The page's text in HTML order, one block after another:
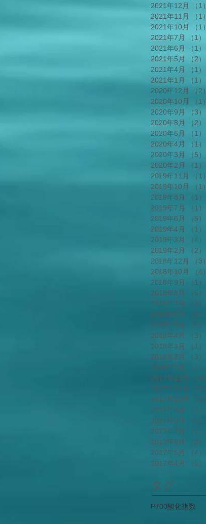
2021年12月
（1）
2021年11月
（1）
2021年10月
（1）
2021年7月
（1）
2021年6月
（1）
2021年5月
（2）
2021年4月
（1）
2021年1月
（1）
2020年12月
（2）
2020年10月
（1）
2020年9月
（3）
2020年8月
（2）
2020年6月
（1）
2020年4月
（1）
2020年3月
（5）
2020年2月
（1）
2019年11月
（1）
2019年10月
（1）
2019年8月
（1）
2019年7月
（1）
2019年6月
（5）
2019年4月
（1）
2019年3月
（4）
2019年2月
（2）
2018年12月
（3）
2018年10月
（4）
2018年9月
（1）
2018年8月
（5）
2018年7月
（1）
2018年6月
（1）
2018年5月
（2）
2018年4月
（3）
2018年3月
（1）
2018年2月
（3）
2018年1月
（1）
2017年12月
（3）
2017年11月
（2）
2017年10月
（3）
2017年9月
（2）
2017年8月
（5）
2017年7月
（1）
2017年6月
（2）
2017年5月
（4）
2017年4月
（5）
タグ
P700酸化指数